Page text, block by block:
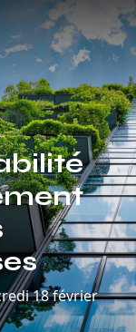
18 février